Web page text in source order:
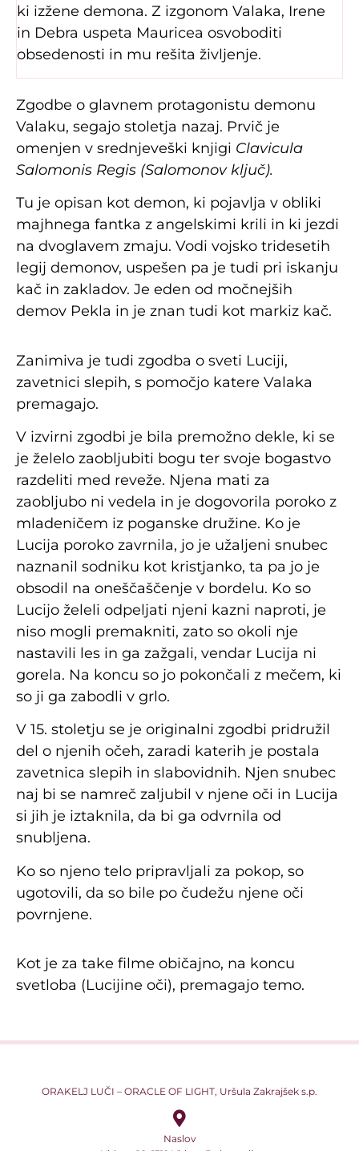
ki izžene demona. Z izgonom Valaka, Irene
in Debra uspeta Mauricea osvoboditi
obsedenosti in mu rešita življenje.
Zgodbe o glavnem protagonistu demonu
Valaku, segajo stoletja nazaj. Prvič je
omenjen v srednjeveški knjigi Clavicula
Salomonis Regis (Salomonov ključ).
Tu je opisan kot demon, ki pojavlja v obliki
majhnega fantka z angelskimi krili in ki jezdi
na dvoglavem zmaju. Vodi vojsko tridesetih
legij demonov, uspešen pa je tudi pri iskanju
kač in zakladov. Je eden od močnejših
demov Pekla in je znan tudi kot markiz kač.
Zanimiva je tudi zgodba o sveti Luciji,
zavetnici slepih, s pomočjo katere Valaka
premagajo.
V izvirni zgodbi je bila premožno dekle, ki se
je želelo zaobljubiti bogu ter svoje bogastvo
razdeliti med reveže. Njena mati za
zaobljubo ni vedela in je dogovorila poroko z
mladeničem iz poganske družine. Ko je
Lucija poroko zavrnila, jo je užaljeni snubec
naznanil sodniku kot kristjanko, ta pa jo je
obsodil na oneščaščenje v bordelu. Ko so
Lucijo želeli odpeljati njeni kazni naproti, je
niso mogli premakniti, zato so okoli nje
nastavili les in ga zažgali, vendar Lucija ni
gorela. Na koncu so jo pokončali z mečem, ki
so ji ga zabodli v grlo.
V 15. stoletju se je originalni zgodbi pridružil
del o njenih očeh, zaradi katerih je postala
zavetnica slepih in slabovidnih. Njen snubec
naj bi se namreč zaljubil v njene oči in Lucija
si jih je iztaknila, da bi ga odvrnila od
snubljena.
Ko so njeno telo pripravljali za pokop, so
ugotovili, da so bile po čudežu njene oči
povrnjene.
Kot je za take filme običajno, na koncu
svetloba (Lucijine oči), premagajo temo.
ORAKELJ LUČI – ORACLE OF LIGHT, Uršula Zakrajšek s.p.
Naslov